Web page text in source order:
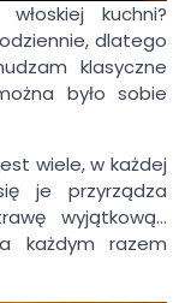
kuchni?
dlatego
klasyczne
było sobie
wiele, w każdej
je przyrządza
wyjątkową…
każdym razem